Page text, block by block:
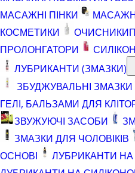
МАСАЖНІ ПІНКИ
КОСМЕТИКИ
ОЧИСНИКИ
ПРОЛОНГАТОРИ
ЛУБРИКАНТИ (ЗМАЗКИ)
ЗБУДЖУВАЛЬНІ ЗМАЗКИ
ГЕЛІ, БАЛЬЗАМИ ДЛЯ
ЗВУЖУЮЧІ ЗАСОБИ
ЗМАЗКИ ДЛЯ ЧОЛОВІКІВ
ОСНОВІ
ЛУБРИКАНТИ НА